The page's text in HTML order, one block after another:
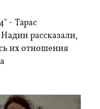
- Тарас
рассказали,
их отношения